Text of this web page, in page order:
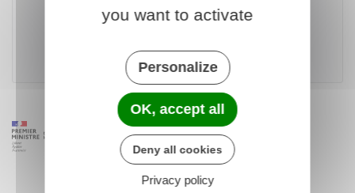
Télécharger le formulaire (653.8 KB)
Ministère chargé de l'intérieur
you want to activate
Personalize
OK, accept all
Deny all cookies
Privacy policy